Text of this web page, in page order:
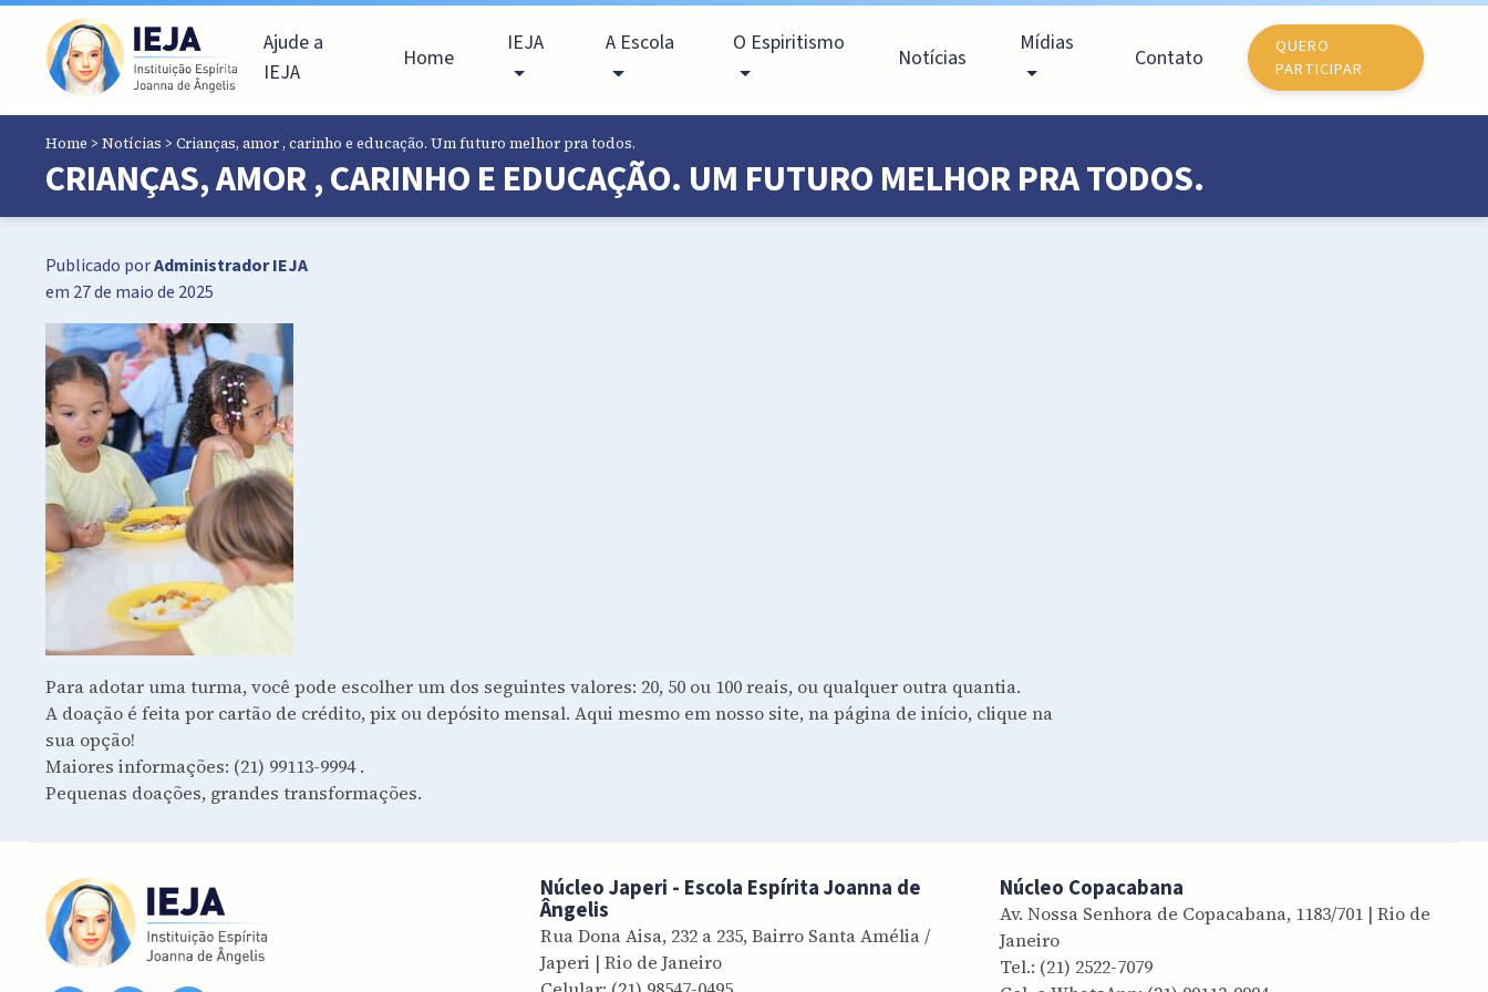
Ajude a
IEJA
Home
IEJA A Escola O Espiritismo
Notícias
Mídias
Contato
QUERO
PARTICIPAR
Home > Notícias > Crianças, amor , carinho e educação. Um futuro melhor pra todos.
CRIANÇAS, AMOR , CARINHO E EDUCAÇÃO. UM FUTURO MELHOR PRA TODOS.
Publicado porAdministrador IEJA
em 27 de maio de 2025
Para adotar uma turma, você pode escolher um dos seguintes valores: 20, 50 ou 100 reais, ou qualquer outra quantia.
A doação é feita por cartão de crédito, pix ou depósito mensal. Aqui mesmo em nosso site, na página de início, clique na
sua opção!
Maiores informações: (21) 99113-9994 .
Pequenas doações, grandes transformações.
Núcleo Japeri - Escola Espírita Joanna de
Ângelis
Rua Dona Aisa, 232 a 235, Bairro Santa Amélia /
Japeri | Rio de Janeiro
Núcleo Copacabana
Av. Nossa Senhora de Copacabana, 1183/701 | Rio de
Janeiro
Tel.: (21) 2522-7079